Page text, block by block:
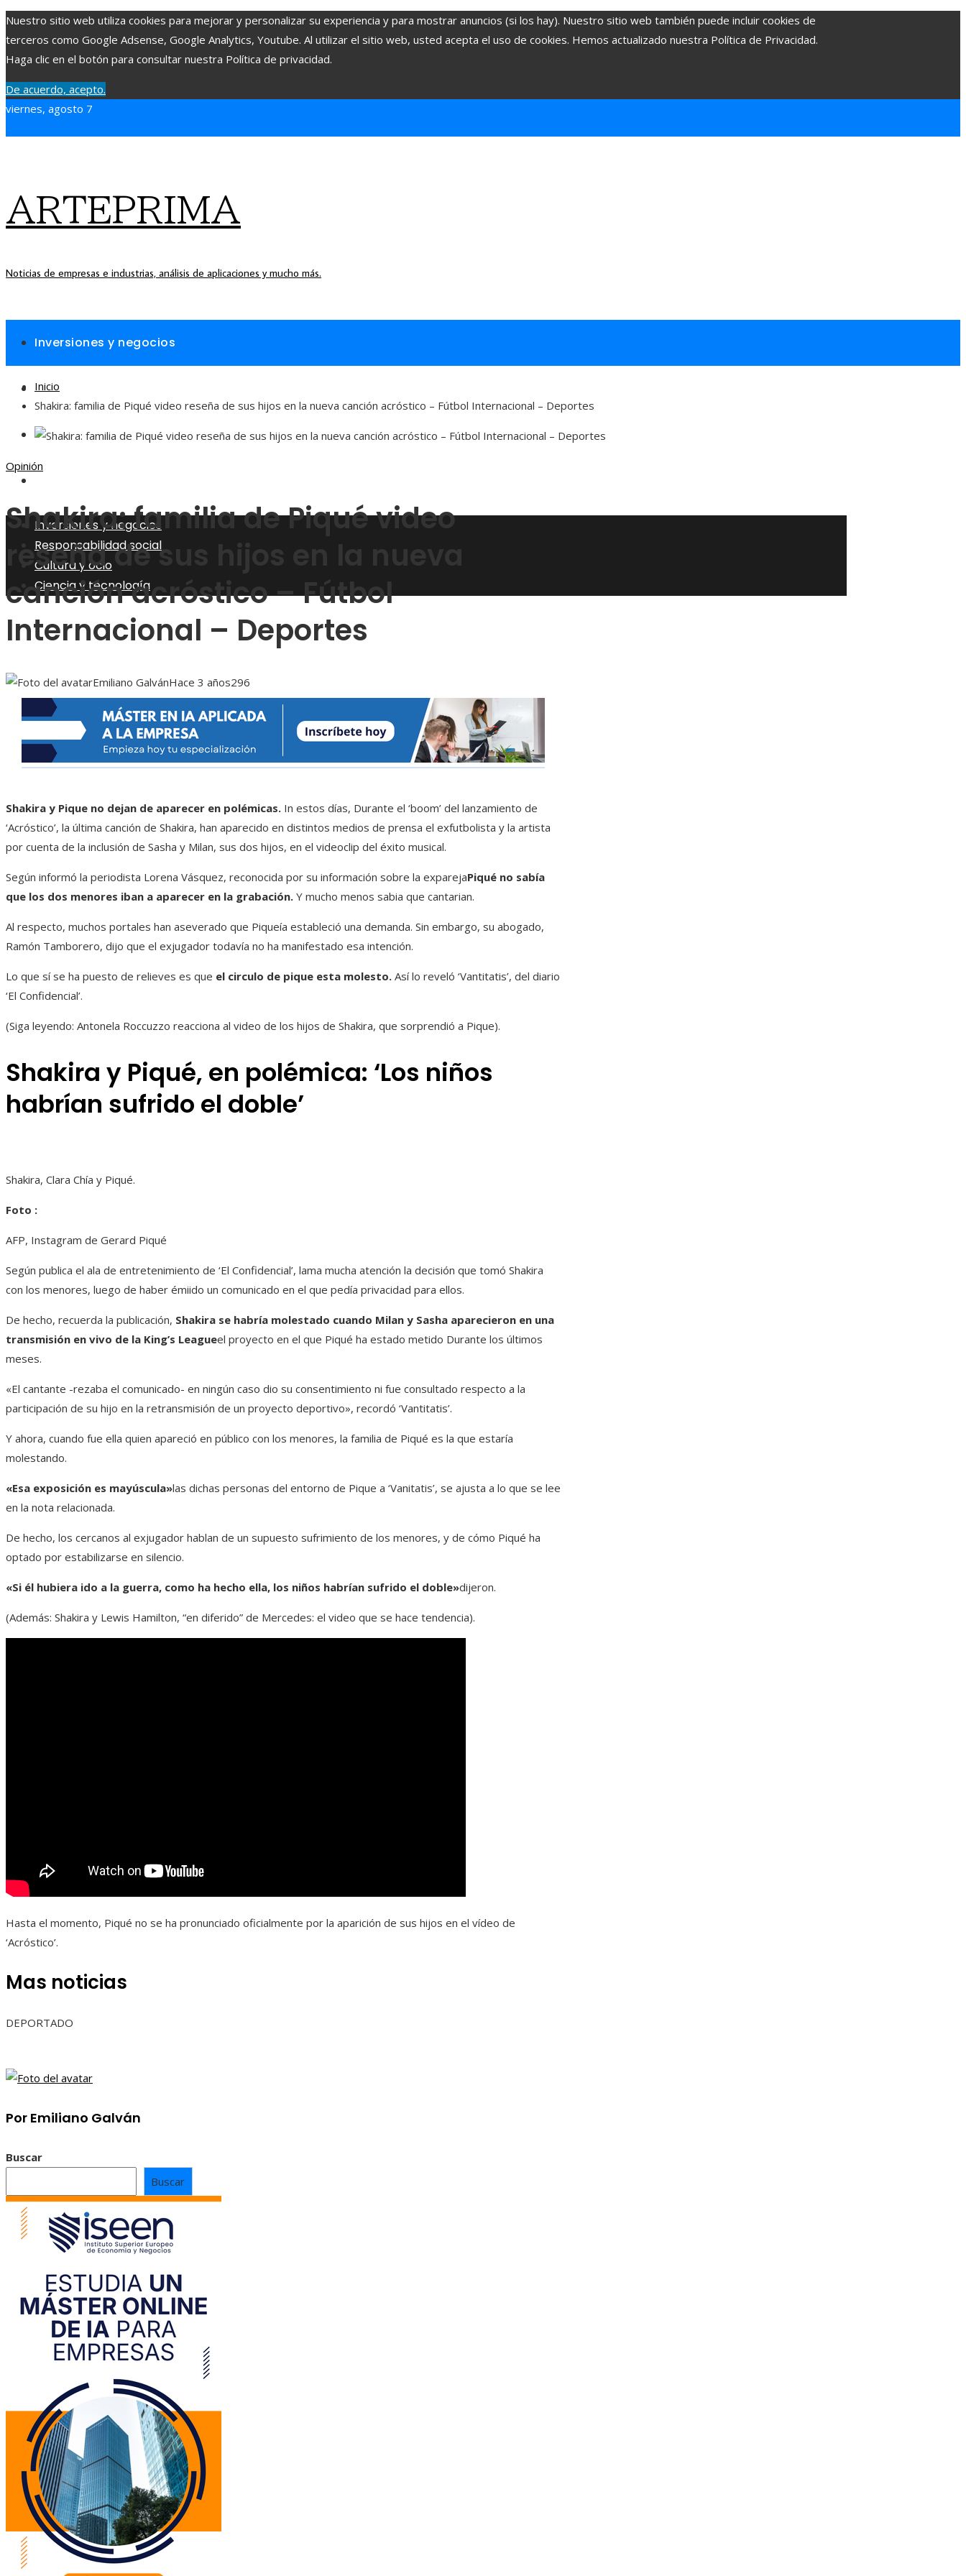
Nuestro sitio web utiliza cookies para mejorar y personalizar su experiencia y para mostrar anuncios (si los hay). Nuestro sitio web también puede incluir cookies de
terceros como Google Adsense, Google Analytics, Youtube. Al utilizar el sitio web, usted acepta el uso de cookies. Hemos actualizado nuestra Política de Privacidad.
Haga clic en el botón para consultar nuestra Política de privacidad.
De acuerdo, acepto.
viernes, agosto 7
ARTEPRIMA
Noticias de empresas e industrias, análisis de aplicaciones y mucho más.
Inversiones y negocios
Responsabilidad social
Cultura y ocio
Inversiones y negocios
Responsabilidad social
Cultura y ocio
Ciencia y tecnología
Inicio
Shakira: familia de Piqué video reseña de sus hijos en la nueva canción acróstico – Fútbol Internacional – Deportes
Opinión
Shakira: familia de Piqué video
reseña de sus hijos en la nueva
canción acróstico – Fútbol
Internacional – Deportes
Emiliano GalvánHace 3 años296
Shakira y Pique no dejan de aparecer en polémicas. In estos días, Durante el ‘boom’ del lanzamiento de
‘Acróstico’, la última canción de Shakira, han aparecido en distintos medios de prensa el exfutbolista y la artista
por cuenta de la inclusión de Sasha y Milan, sus dos hijos, en el videoclip del éxito musical.
Según informó la periodista Lorena Vásquez, reconocida por su información sobre la exparejaPiqué no sabía
que los dos menores iban a aparecer en la grabación. Y mucho menos sabia que cantarian.
Al respecto, muchos portales han aseverado que Piqueía estableció una demanda. Sin embargo, su abogado,
Ramón Tamborero, dijo que el exjugador todavía no ha manifestado esa intención.
Lo que sí se ha puesto de relieves es que el circulo de pique esta molesto. Así lo reveló ‘Vantitatis’, del diario
‘El Confidencial’.
(Siga leyendo: Antonela Roccuzzo reacciona al video de los hijos de Shakira, que sorprendió a Pique).
Shakira y Piqué, en polémica: ‘Los niños
habrían sufrido el doble’
Shakira, Clara Chía y Piqué.
Foto :
AFP, Instagram de Gerard Piqué
Según publica el ala de entretenimiento de ‘El Confidencial’, lama mucha atención la decisión que tomó Shakira
con los menores, luego de haber émiido un comunicado en el que pedía privacidad para ellos.
De hecho, recuerda la publicación, Shakira se habría molestado cuando Milan y Sasha aparecieron en una
transmisión en vivo de la King’s Leagueel proyecto en el que Piqué ha estado metido Durante los últimos
meses.
«El cantante -rezaba el comunicado- en ningún caso dio su consentimiento ni fue consultado respecto a la
participación de su hijo en la retransmisión de un proyecto deportivo», recordó ‘Vantitatis’.
Y ahora, cuando fue ella quien apareció en público con los menores, la familia de Piqué es la que estaría
molestando.
«Esa exposición es mayúscula»las dichas personas del entorno de Pique a ‘Vanitatis’, se ajusta a lo que se lee
en la nota relacionada.
De hecho, los cercanos al exjugador hablan de un supuesto sufrimiento de los menores, y de cómo Piqué ha
optado por estabilizarse en silencio.
«Si él hubiera ido a la guerra, como ha hecho ella, los niños habrían sufrido el doble»dijeron.
(Además: Shakira y Lewis Hamilton, “en diferido” de Mercedes: el video que se hace tendencia).
Hasta el momento, Piqué no se ha pronunciado oficialmente por la aparición de sus hijos en el vídeo de
‘Acróstico’.
Mas noticias
DEPORTADO
Por Emiliano Galván
Buscar
Buscar